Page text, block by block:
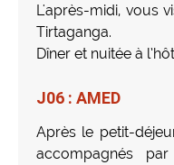
L'après-midi, vous
Tirtaganga.
Dîner et nuitée à
J06 : AMED
Après le petit-
accompagnés